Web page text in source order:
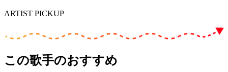
ARTIST PICKUP
この歌手のおすすめ